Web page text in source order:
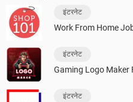
इंटरनेट
Work From Home
इंटरनेट
Gaming Logo Maker
इंटरनेट